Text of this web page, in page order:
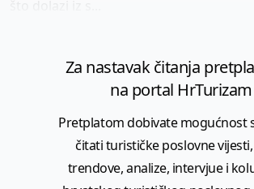
Za nastavak čitanja
na portal HrTurizam
Pretplatom dobivate mogućnost
čitati turističke poslovne
trendove, analize, intervjue i